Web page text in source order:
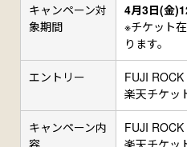
キャンペーン対
象期間
4月3日(金
※チケット
ります。
エントリー
FUJI
楽天チケッ
キャンペーン内
容
FUJI
楽天チケッ